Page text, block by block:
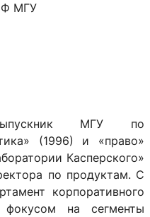
МГУ
МГУ по
(1996) и «право»
Касперского»
по продуктам. С
корпоративного
на сегменты